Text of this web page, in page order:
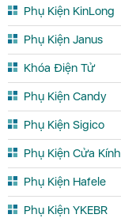
Phụ Kiện KinLong
Phụ Kiện Janus
Khóa Điện Tử
Phụ Kiện Candy
Phụ Kiện Sigico
Phụ Kiện Cửa Kính
Phụ Kiện Hafele
Phụ Kiện YKEBR